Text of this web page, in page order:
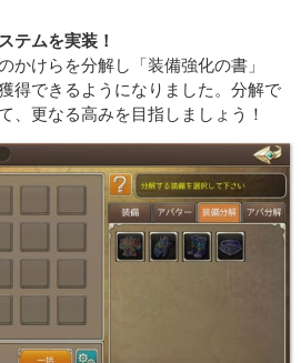
テムを実装！
けらを分解し「装備強化の書」
得できるようになりました。分解で
、更なる高みを目指しましょう！